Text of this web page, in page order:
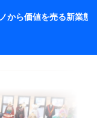
から価値を売る新業態